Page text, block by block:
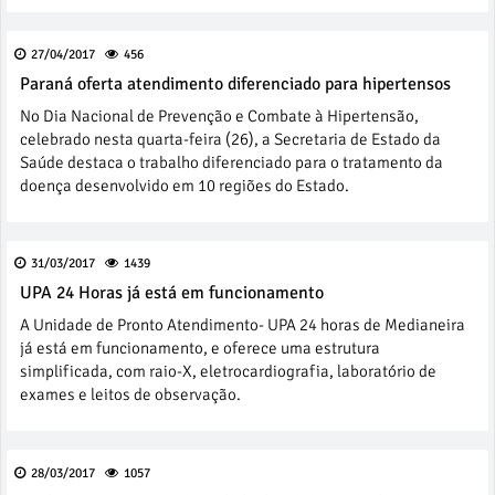
27/04/2017 456
Paraná oferta atendimento diferenciado para hipertensos
No Dia Nacional de Prevenção e Combate à Hipertensão,
celebrado nesta quarta-feira (26), a Secretaria de Estado da
Saúde destaca o trabalho diferenciado para o tratamento da
doença desenvolvido em 10 regiões do Estado.
31/03/2017 1439
UPA 24 Horas já está em funcionamento
A Unidade de Pronto Atendimento- UPA 24 horas de Medianeira
já está em funcionamento, e oferece uma estrutura
simplificada, com raio-X, eletrocardiografia, laboratório de
exames e leitos de observação.
28/03/2017 1057